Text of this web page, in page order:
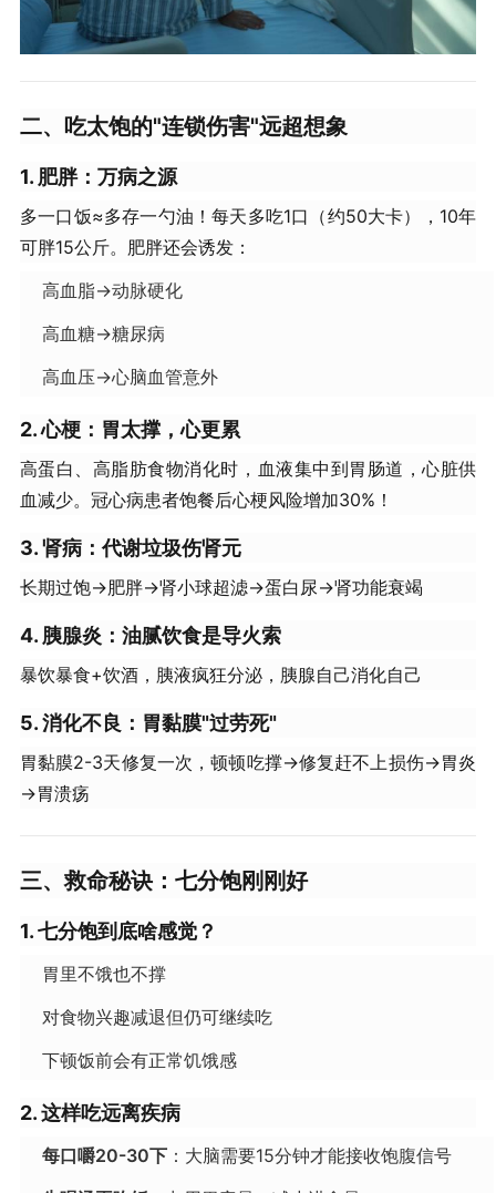
二、吃太饱的"连锁伤害"远超想象
1. 肥胖：万病之源
多一口饭≈多存一勺油！每天多吃1口（约50大卡），10年
可胖15公斤。肥胖还会诱发：
高血脂→动脉硬化
高血糖→糖尿病
高血压→心脑血管意外
2. 心梗：胃太撑，心更累
高蛋白、高脂肪食物消化时，血液集中到胃肠道，心脏供
血减少。冠心病患者饱餐后心梗风险增加30%！
3. 肾病：代谢垃圾伤肾元
长期过饱→肥胖→肾小球超滤→蛋白尿→肾功能衰竭
4. 胰腺炎：油腻饮食是导火索
暴饮暴食+饮酒，胰液疯狂分泌，胰腺自己消化自己
5. 消化不良：胃黏膜"过劳死"
胃黏膜2-3天修复一次，顿顿吃撑→修复赶不上损伤→胃炎
→胃溃疡
三、救命秘诀：七分饱刚刚好
1. 七分饱到底啥感觉？
胃里不饿也不撑
对食物兴趣减退但仍可继续吃
下顿饭前会有正常饥饿感
2. 这样吃远离疾病
每口嚼20-30下：大脑需要15分钟才能接收饱腹信号